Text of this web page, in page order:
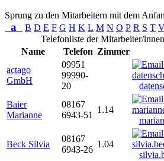
Sprung zu den Mitarbeitern mit dem
a B D E F G H K L M N O P R S T
Telefonliste der Mitarbeiter/
Name
Telefon Zimmer
actago
GmbH
09951
99990-
20
Baier
Marianne
08167
6943-51
1.14
Beck Silvia
08167
6943-26
1.04